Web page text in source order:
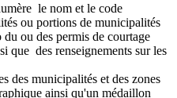
le nom et le code
ou portions de municipalités
ou des permis de courtage
que des renseignements sur les
des municipalités et des zones
ainsi qu'un médaillon